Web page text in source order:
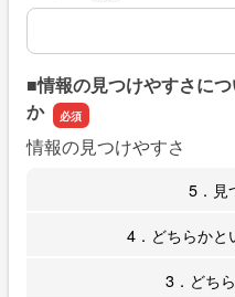
上記のように回答された
■情報の見つけやすさに
か
情報の見つけやすさ
5．見
4．どちらかと
3．どち